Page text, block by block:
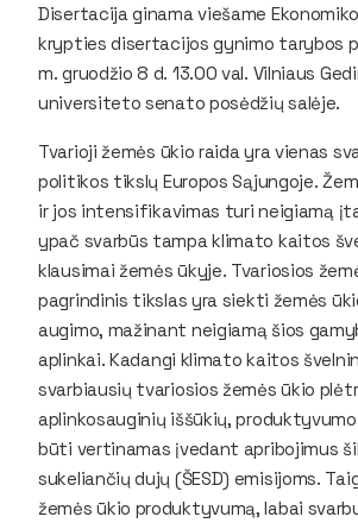
Disertacija ginama viešame
krypties disertacijos gynimo tarybos
m. gruodžio 8 d. 13.00 val. Vilniaus
universiteto senato posėdžių salėje.
Tvarioji žemės ūkio raida yra vienas
politikos tikslų Europos Sąjungoje.
ir jos intensifikavimas turi neigiamą
ypač svarbūs tampa klimato kaitos
klausimai žemės ūkyje. Tvariosios
pagrindinis tikslas yra siekti žemės
augimo, mažinant neigiamą šios
aplinkai. Kadangi klimato kaitos
svarbiausių tvariosios žemės ūkio
aplinkosauginių iššūkių,
būti vertinamas įvedant apribojimus
sukeliančių dujų (ŠESD) emisijoms.
žemės ūkio produktyvumą, labai